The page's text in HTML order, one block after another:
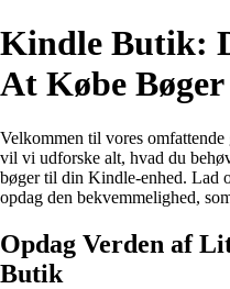
Kindle Butik:
At Købe
Velkommen til vores
vil vi udforske alt, hvad du
bøger til din Kindle-enhed. Lad
opdag den bekvemmelighed,
Opdag Verden af
Butik